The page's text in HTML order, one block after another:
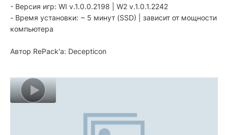
- Версия игр: WI v.1.0.0.2198 | W2 v.1.0.1.2242
- Время установки: ~ 5 минут (SSD) | зависит от мощности
компьютера
Автор RePack'a: Decepticon